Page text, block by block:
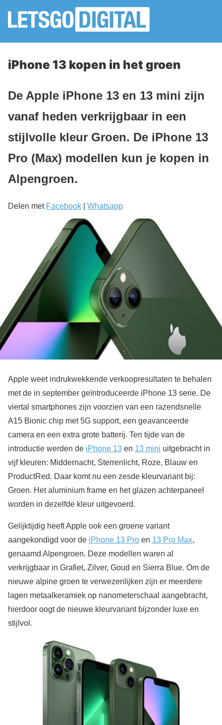
iPhone 13 kopen in het groen
De Apple iPhone 13 en 13 mini zijn
vanaf heden verkrijgbaar in een
stijlvolle kleur Groen. De iPhone 13
Pro (Max) modellen kun je kopen in
Alpengroen.
Delen met Facebook Whatsapp
Apple weet indrukwekkende verkoopresultaten te behalen
met de in september geïntroduceerde iPhone 13 serie. De
viertal smartphones zijn voorzien van een razendsnelle
A15 Bionic chip met 5G support, een geavanceerde
camera en een extra grote batterij. Ten tijde van de
introductie werden de iPhone 13 en 13 mini uitgebracht in
vijf kleuren: Middernacht, Sterrenlicht, Roze, Blauw en
ProductRed. Daar komt nu een zesde kleurvariant bij:
Groen. Het aluminium frame en het glazen achterpaneel
worden in dezelfde kleur uitgevoerd.
Gelijktijdig heeft Apple ook een groene variant
aangekondigd voor de iPhone 13 Pro en 13 Pro Max,
genaamd Alpengroen. Deze modellen waren al
verkrijgbaar in Grafiet, Zilver, Goud en Sierra Blue. Om de
nieuwe alpine groen te verwezenlijken zijn er meerdere
lagen metaalkeramiek op nanometerschaal aangebracht,
hierdoor oogt de nieuwe kleurvariant bijzonder luxe en
stijlvol.